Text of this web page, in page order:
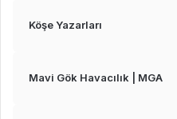
Köşe Yazarları
Mavi Gök Havacılık | MGA